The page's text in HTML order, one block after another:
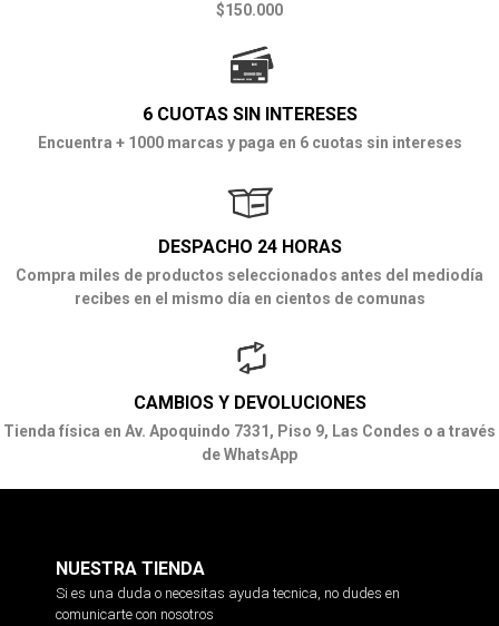
$150.000
6 CUOTAS SIN INTERESES
Encuentra + 1000 marcas y paga en 6 cuotas sin intereses
DESPACHO 24 HORAS
Compra miles de productos seleccionados antes del mediodía
recibes en el mismo día en cientos de comunas
CAMBIOS Y DEVOLUCIONES
Tienda física en Av. Apoquindo 7331, Piso 9, Las Condes o a través
de WhatsApp
NUESTRA TIENDA
Si es una duda o necesitas ayuda tecnica, no dudes en
comunicarte con nosotros